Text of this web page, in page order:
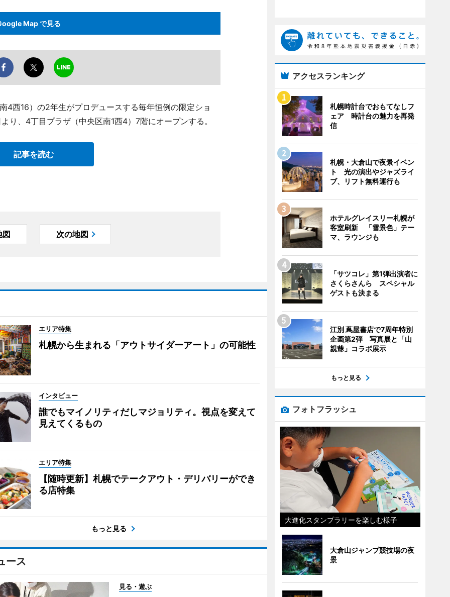
Map で見る
4西16）の2年生がプロデュースする毎年恒例の限定ショ
り、4丁目プラザ（中央区南1西4）7階にオープンする。
記事を読む
図 次の地図
エリア特集
札幌から生まれる「アウトサイダーアート」の可能性
インタビュー
誰でもマイノリティだしマジョリティ。視点を変えて
見えてくるもの
エリア特集
【随時更新】札幌でテークアウト・デリバリーができ
る店特集
もっと見る
ース
見る・遊ぶ
アクセスランキング
札幌時計台でおもてなしフ
ェア 時計台の魅力を再発
信
札幌・大倉山で夜景イベン
ト 光の演出やジャズライ
ブ、リフト無料運行も
ホテルグレイスリー札幌が
客室刷新 「雪景色」テー
マ、ラウンジも
「サツコレ」第1弾出演者に
さくらさんら スペシャル
ゲストも決まる
江別 蔦屋書店で7周年特別
企画第2弾 写真展と「山
親爺」コラボ展示
もっと見る
フォトフラッシュ
大進化スタンプラリーを楽しむ様子
大倉山ジャンプ競技場の夜
景